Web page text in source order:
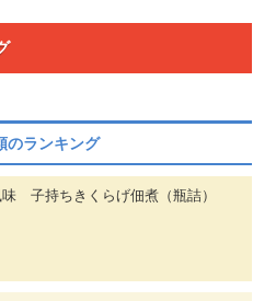
のランキング
子持ちきくらげ佃煮（瓶詰）